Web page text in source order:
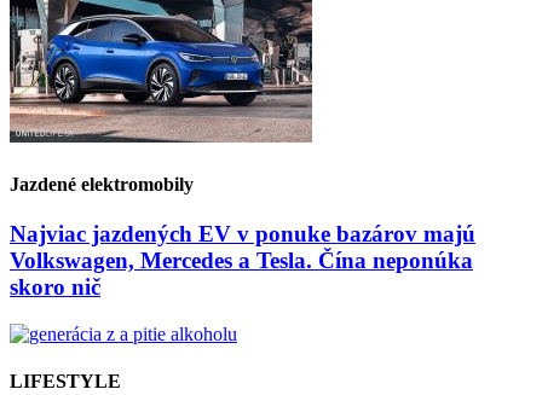
Jazdené elektromobily
Najviac jazdených EV v ponuke bazárov majú
Volkswagen, Mercedes a Tesla. Čína neponúka
skoro nič
LIFESTYLE